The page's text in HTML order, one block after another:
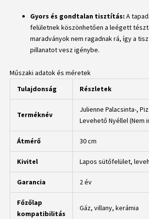
Gyors és gondtalan tisztítás: A
felületnek köszönhetően a leégett
maradványok nem ragadnak rá, így a
pillanatot vesz igénybe.
Műszaki adatok és méretek
Tulajdonság
Részletek
Terméknév
Julienne Palacsinta-,
Levehető Nyéllel (Nem
Átmérő 30 cm
Kivitel Lapos sütőfelület,
Garancia 2 év
Főzőlap
kompatibilitás
Gáz, villany, kerámia